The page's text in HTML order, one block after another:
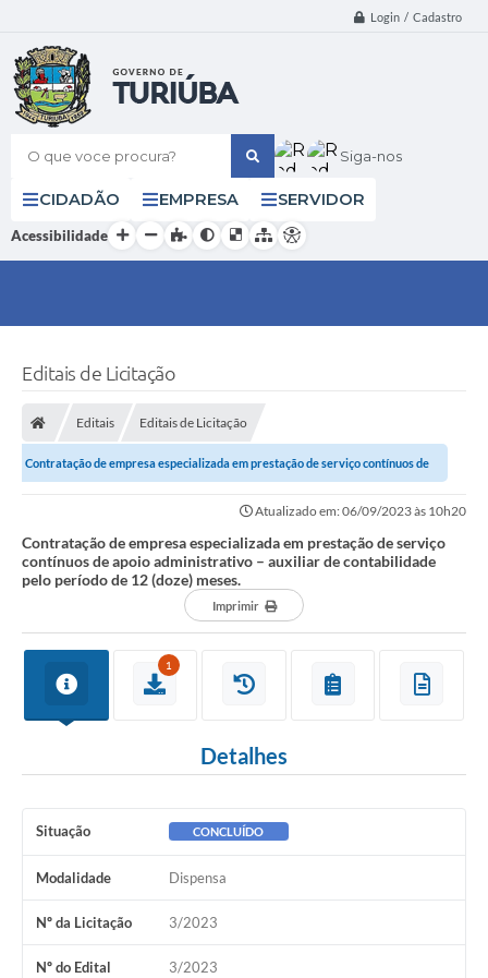
Login / Cadastro
O que voce procura? Siga-nos
CIDADÃO EMPRESA SERVIDOR
Acessibilidade
Editais de Licitação
Editais Editais de Licitação
Contratação de empresa especializada em prestação de serviço contínuos de
Atualizado em: 06/09/2023 às 10h20
Contratação de empresa especializada em prestação de serviço
contínuos de apoio administrativo – auxiliar de contabilidade
pelo período de 12 (doze) meses.
Imprimir
1
Detalhes
Situação CONCLUÍDO
Modalidade Dispensa
Nº da Licitação 3/2023
Nº do Edital 3/2023